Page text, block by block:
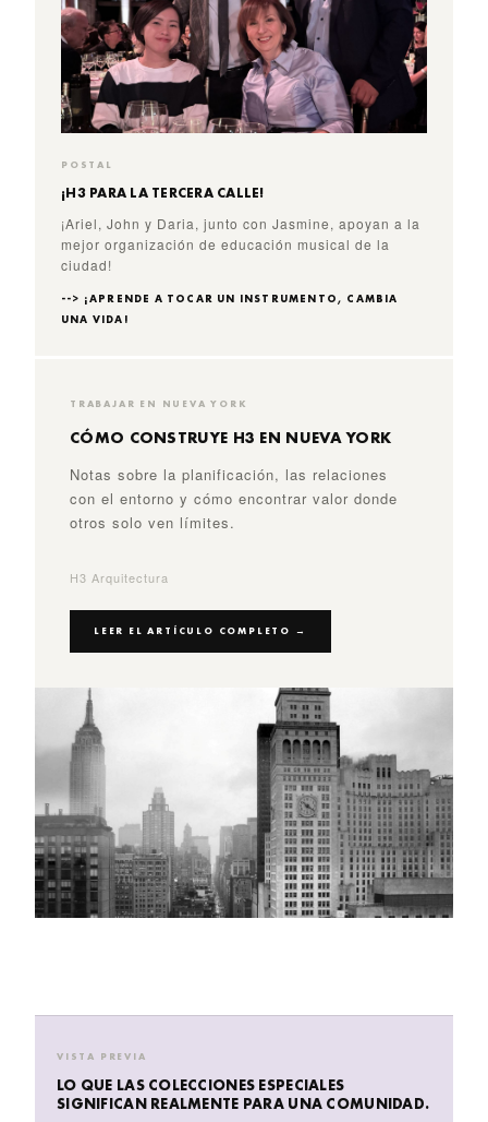
POSTAL
¡H3 PARA LA TERCERA CALLE!
¡Ariel, John y Daria, junto con Jasmine, apoyan a la
mejor organización de educación musical de la
ciudad!
--> ¡APRENDE A TOCAR UN INSTRUMENTO, CAMBIA
UNA VIDA!
TRABAJAR EN NUEVA YORK
CÓMO CONSTRUYE H3 EN NUEVA YORK
Notas sobre la planificación, las relaciones
con el entorno y cómo encontrar valor donde
otros solo ven límites.
H3 Arquitectura
LEER EL ARTÍCULO COMPLETO →
VISTA PREVIA
LO QUE LAS COLECCIONES ESPECIALES
SIGNIFICAN REALMENTE PARA UNA COMUNIDAD.